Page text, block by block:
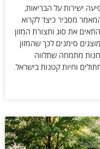
ישירות על הבריאות,
מסביר כיצד לקרוא
את סוג ותצורת המזון
סימנים לכך שהמזון
חנות מתמחה שתלווה
וחיות קטנות בישראל.